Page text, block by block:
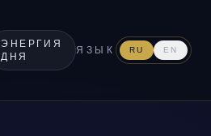
ЭНЕРГИЯ
ДНЯ
ЯЗЫК RU EN